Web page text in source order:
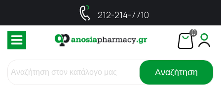
212-214-7710
0
Αναζήτηση